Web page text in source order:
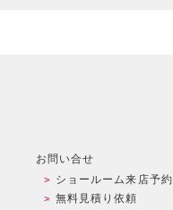
お問い合せ
ショールーム来店予約
無料見積り依頼